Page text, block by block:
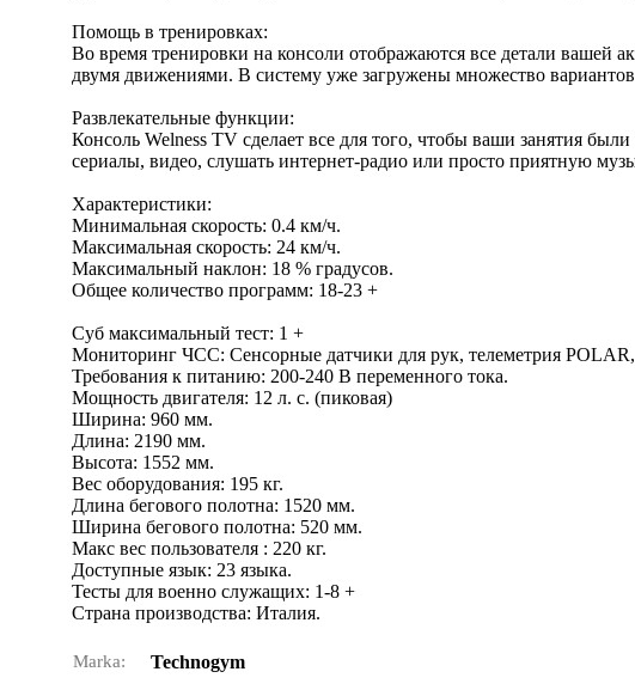
Помощь в тренировках:
Во время тренировки на консоли отображаются все детали вашей
двумя движениями. В систему уже загружены множество
Развлекательные функции:
Консоль Welness TV сделает все для того, чтобы ваши занятия
сериалы, видео, слушать интернет-радио или просто приятную
Характеристики:
Минимальная скорость: 0.4 км/ч.
Максимальная скорость: 24 км/ч.
Максимальный наклон: 18 % градусов.
Общее количество программ: 18-23 +
Суб максимальный тест: 1 +
Мониторинг ЧСС: Сенсорные датчики для рук, телеметрия
Требования к питанию: 200-240 В переменного тока.
Мощность двигателя: 12 л. с. (пиковая)
Ширина: 960 мм.
Длина: 2190 мм.
Высота: 1552 мм.
Вес оборудования: 195 кг.
Длина бегового полотна: 1520 мм.
Ширина бегового полотна: 520 мм.
Макс вес пользователя : 220 кг.
Доступные язык: 23 языка.
Тесты для военно служащих: 1-8 +
Страна производства: Италия.
Marka: Technogym